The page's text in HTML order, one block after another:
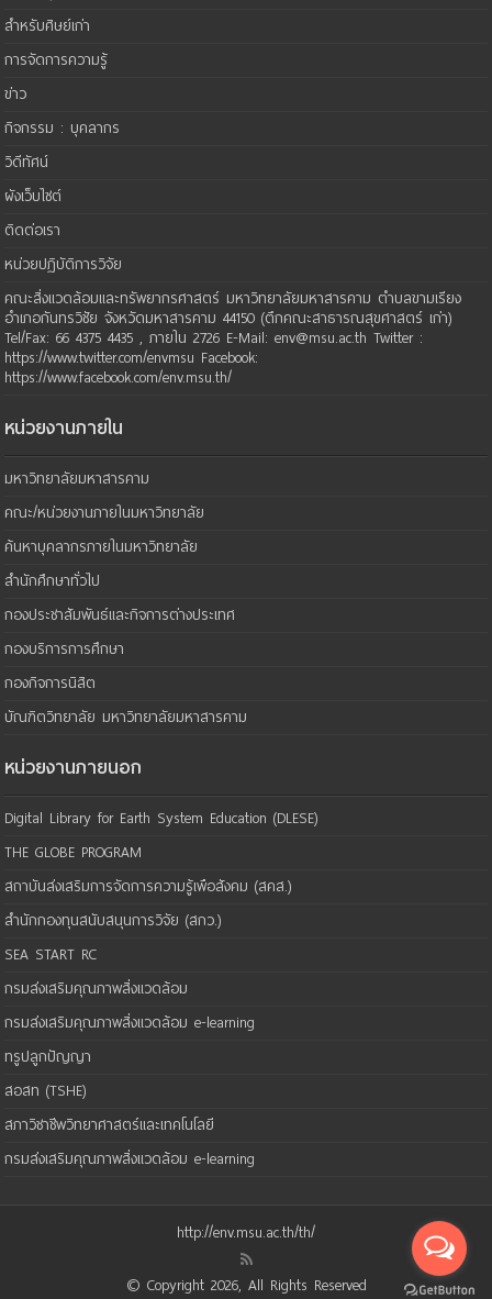
สำหรับศิษย์เก่า
การจัดการความรู้
ข่าว
กิจกรรม : บุคลากร
วิดีทัศน์
ผังเว็บไซต์
ติดต่อเรา
หน่วยปฏิบัติการวิจัย
คณะสิ่งแวดล้อมและทรัพยากรศาสตร์ มหาวิทยาลัยมหาสารคาม ตำบลขามเรียง
อำเภอกันทรวิชัย จังหวัดมหาสารคาม 44150 (ตึกคณะสาธารณสุขศาสตร์ เก่า)
Tel/Fax: 66 4375 4435 , ภายใน 2726 E-Mail: env@msu.ac.th Twitter :
https://www.twitter.com/envmsu Facebook:
https://www.facebook.com/env.msu.th/
หน่วยงานภายใน
มหาวิทยาลัยมหาสารคาม
คณะ/หน่วยงานภายในมหาวิทยาลัย
ค้นหาบุคลากรภายในมหาวิทยาลัย
สำนักศึกษาทั่วไป
กองประชาสัมพันธ์และกิจการต่างประเทศ
กองบริการการศึกษา
กองกิจการนิสิต
บัณฑิตวิทยาลัย มหาวิทยาลัยมหาสารคาม
หน่วยงานภายนอก
Digital Library for Earth System Education (DLESE)
THE GLOBE PROGRAM
สถาบันส่งเสริมการจัดการความรู้เพือสังคม (สคส.)
สำนักกองทุนสนับสนุนการวิจัย (สกว.)
SEA START RC
กรมส่งเสริมคุณภาพสิ่งแวดล้อม
กรมส่งเสริมคุณภาพสิ่งแวดล้อม e-learning
ทรูปลูกปัญญา
สอสท (TSHE)
สภาวิชาชีพวิทยาศาสตร์และเทคโนโลยี
กรมส่งเสริมคุณภาพสิ่งแวดล้อม e-learning
http://env.msu.ac.th/th/
© Copyright 2026, All Rights Reserved